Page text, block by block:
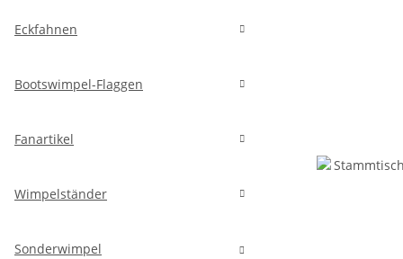
Eckfahnen
Bootswimpel-Flaggen
Fanartikel
Wimpelständer
Sonderwimpel